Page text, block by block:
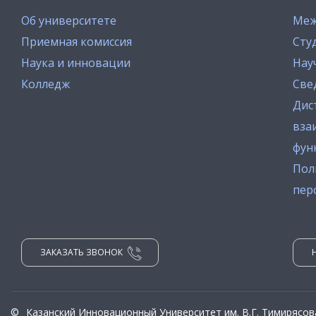
Об университете
Приемная комиссия
Наука и инновации
Колледж
ЗАКАЗАТЬ ЗВОНОК
©
Казанский Инновационный Университет им. В.Г.